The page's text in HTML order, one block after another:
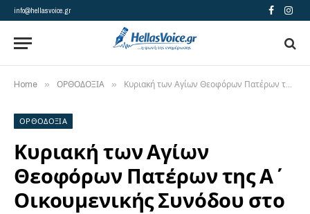
info@hellasvoice.gr Facebook
Home » ΟΡΘΟΔΟΞΙΑ » Κυριακή των Αγίων Θεοφόρων Πατέρων της Α΄ Οικουμενικής Συνόδου στο Χορτοκόπι Παγγαίου
ΟΡΘΟΔΟΞΙΑ
Κυριακή των Αγίων
Θεοφόρων Πατέρων της Α΄
Οικουμενικής Συνόδου στο